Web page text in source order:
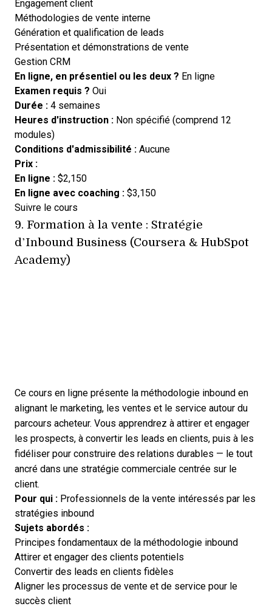
Engagement client
Méthodologies de vente interne
Génération et qualification de leads
Présentation et démonstrations de vente
Gestion CRM
En ligne, en présentiel ou les deux ? En ligne
Examen requis ? Oui
Durée : 4 semaines
Heures d'instruction : Non spécifié (comprend 12
modules)
Conditions d'admissibilité : Aucune
Prix :
En ligne : $2,150
En ligne avec coaching : $3,150
Suivre le cours
9. Formation à la vente : Stratégie
d’Inbound Business (Coursera & HubSpot
Academy)
Ce cours en ligne présente la méthodologie inbound en
alignant le marketing, les ventes et le service autour du
parcours acheteur. Vous apprendrez à attirer et engager
les prospects, à convertir les leads en clients, puis à les
fidéliser pour construire des relations durables — le tout
ancré dans une stratégie commerciale centrée sur le
client.
Pour qui : Professionnels de la vente intéressés par les
stratégies inbound
Sujets abordés :
Principes fondamentaux de la méthodologie inbound
Attirer et engager des clients potentiels
Convertir des leads en clients fidèles
Aligner les processus de vente et de service pour le
succès client